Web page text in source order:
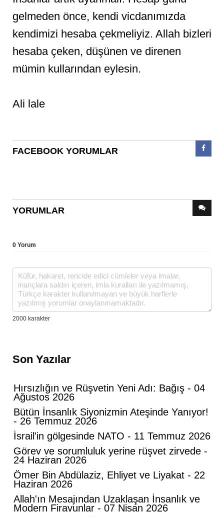
gelmeden önce, kendi vicdanımızda
kendimizi hesaba çekmeliyiz. Allah bizleri
hesaba çeken, düşünen ve direnen
mümin kullarından eylesin.
Ali lale
FACEBOOK YORUMLAR
YORUMLAR
0 Yorum
Son Yazılar
Hırsızlığın ve Rüşvetin Yeni Adı: Bağış - 04
Ağustos 2026
Bütün İnsanlık Siyonizmin Ateşinde Yanıyor!
- 26 Temmuz 2026
İsrail'in gölgesinde NATO - 11 Temmuz 2026
Görev ve sorumluluk yerine rüşvet zirvede -
24 Haziran 2026
​Ömer Bin Abdülaziz, Ehliyet ve Liyakat - 22
Haziran 2026
​Allah'ın Mesajından Uzaklaşan İnsanlık ve
Modern Firavunlar - 07 Nisan 2026